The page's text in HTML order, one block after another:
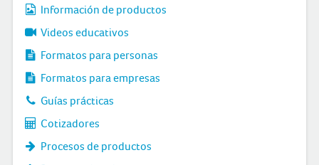
Información de productos
Videos educativos
Formatos para personas
Formatos para empresas
Guías prácticas
Cotizadores
Procesos de productos